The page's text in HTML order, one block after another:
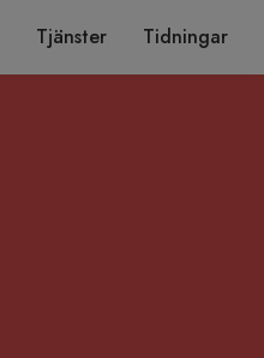
Tjänster Tidningar